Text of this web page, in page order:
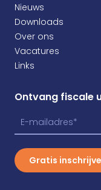
Nieuws
Downloads
Over ons
Vacatures
Links
Ontvang fiscale
Gratis